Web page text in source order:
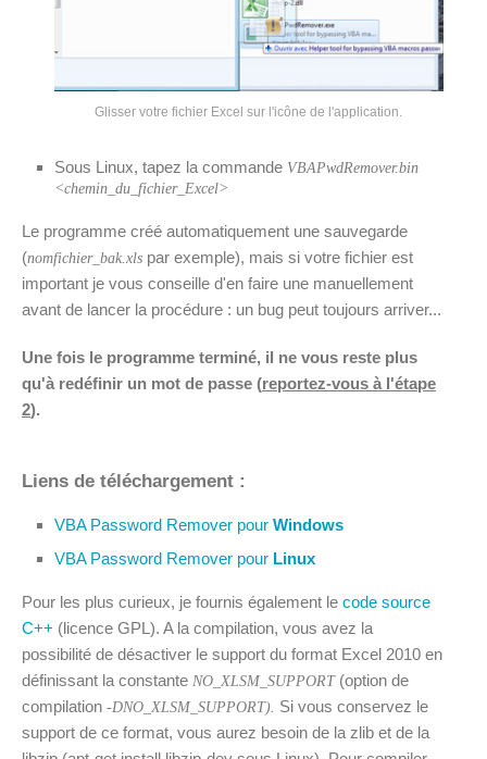
Glisser votre fichier Excel sur l'icône de l'application.
Sous Linux, tapez la commande VBAPwdRemover.bin
<chemin_du_fichier_Excel>
Le programme créé automatiquement une sauvegarde
(nomfichier_bak.xls par exemple), mais si votre fichier est
important je vous conseille d'en faire une manuellement
avant de lancer la procédure : un bug peut toujours arriver...
Une fois le programme terminé, il ne vous reste plus
qu'à redéfinir un mot de passe (reportez-vous à l'étape
2).
Liens de téléchargement :
VBA Password Remover pour Windows
VBA Password Remover pour Linux
Pour les plus curieux, je fournis également le code source
C++ (licence GPL). A la compilation, vous avez la
possibilité de désactiver le support du format Excel 2010 en
définissant la constante NO_XLSM_SUPPORT(option de
compilation -DNO_XLSM_SUPPORT). Si vous conservez le
support de ce format, vous aurez besoin de la zlib et de la